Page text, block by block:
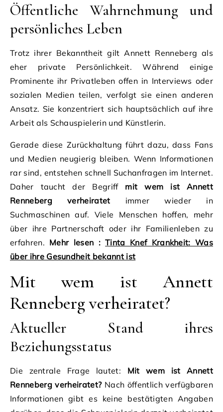
Öffentliche Wahrnehmung und
persönliches Leben
Trotz ihrer Bekanntheit gilt Annett Renneberg als
eher private Persönlichkeit. Während einige
Prominente ihr Privatleben offen in Interviews oder
sozialen Medien teilen, verfolgt sie einen anderen
Ansatz. Sie konzentriert sich hauptsächlich auf ihre
Arbeit als Schauspielerin und Künstlerin.
Gerade diese Zurückhaltung führt dazu, dass Fans
und Medien neugierig bleiben. Wenn Informationen
rar sind, entstehen schnell Suchanfragen im Internet.
Daher taucht der Begriff mit wem ist Annett
Renneberg verheiratet immer wieder in
Suchmaschinen auf. Viele Menschen hoffen, mehr
über ihre Partnerschaft oder ihr Familienleben zu
erfahren. Mehr lesen :Tinta Knef Krankheit: Was
über ihre Gesundheit bekannt ist
Mit wem ist Annett
Renneberg verheiratet?
Aktueller Stand ihres
Beziehungsstatus
Die zentrale Frage lautet: Mit wem ist Annett
Renneberg verheiratet?Nach öffentlich verfügbaren
Informationen gibt es keine bestätigten Angaben